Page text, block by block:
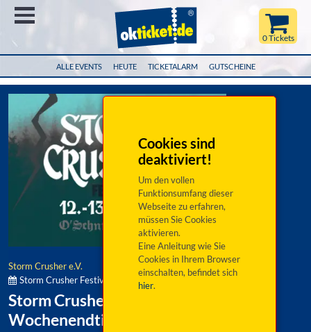
ALLE EVENTS HEUTE TICKETALARM GUTSCHEINE
0 Tickets
Cookies sind
deaktiviert!
Um den vollen
Funktionsumfang dieser
Webseite zu erfahren,
müssen Sie Cookies
aktivieren.
Eine Anleitung wie Sie
Cookies in Ihrem Browser
einschalten, befindet sich
hier.
Storm Crusher e.V.
Storm Crusher Festival:
Storm Crusher Festival 2025 -
Wochenendticket